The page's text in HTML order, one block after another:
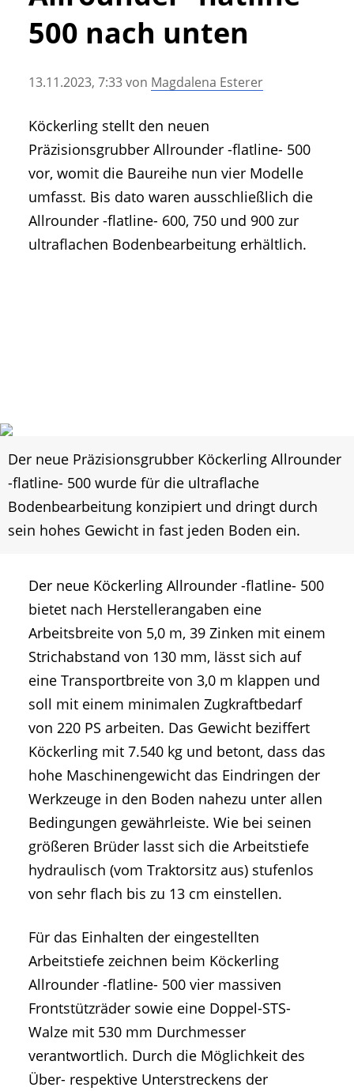
• Messen und Veranstaltungen
• Agritechnica Neuheiten Archiv
500 nach unten
13.11.2023, 7:33von Magdalena Esterer
Köckerling stellt den neuen
Präzisionsgrubber Allrounder -flatline- 500
vor, womit die Baureihe nun vier Modelle
umfasst. Bis dato waren ausschließlich die
Allrounder -flatline- 600, 750 und 900 zur
ultraflachen Bodenbearbeitung erhältlich.
Der neue Präzisionsgrubber Köckerling Allrounder
-flatline- 500 wurde für die ultraflache
Bodenbearbeitung konzipiert und dringt durch
sein hohes Gewicht in fast jeden Boden ein.
Der neue Köckerling Allrounder -flatline- 500
bietet nach Herstellerangaben eine
Arbeitsbreite von 5,0 m, 39 Zinken mit einem
Strichabstand von 130 mm, lässt sich auf
eine Transportbreite von 3,0 m klappen und
soll mit einem minimalen Zugkraftbedarf
von 220 PS arbeiten. Das Gewicht beziffert
Köckerling mit 7.540 kg und betont, dass das
hohe Maschinengewicht das Eindringen der
Werkzeuge in den Boden nahezu unter allen
Bedingungen gewährleiste. Wie bei seinen
größeren Brüder lasst sich die Arbeitstiefe
hydraulisch (vom Traktorsitz aus) stufenlos
von sehr flach bis zu 13 cm einstellen.
Für das Einhalten der eingestellten
Arbeitstiefe zeichnen beim Köckerling
Allrounder -flatline- 500 vier massiven
Frontstützräder sowie eine Doppel-STS-
Walze mit 530 mm Durchmesser
verantwortlich. Durch die Möglichkeit des
Über- respektive Unterstreckens der